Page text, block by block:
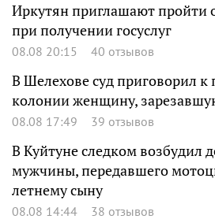
Иркутян приглашают пройти
при получении госуслуг
08.08 20:15 40 отзывов
В Шелехове суд приговорил к
колонии женщину,
08.08 17:49 39 отзывов
В Куйтуне следком возбудил
мужчины, передавшего
летнему сыну
08.08 14:44 38 отзывов